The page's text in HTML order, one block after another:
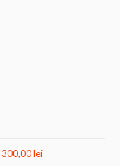
300,00lei